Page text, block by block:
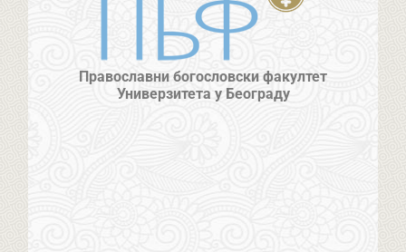
Православни богословски факултет
Универзитета у Београду